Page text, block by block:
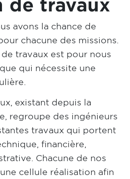
de travaux
avons la chance de
chacune des missions.
travaux est pour nous
qui nécessite une
existant depuis la
regroupe des ingénieurs
travaux qui portent
financière,
Chacune de nos
cellule réalisation afin